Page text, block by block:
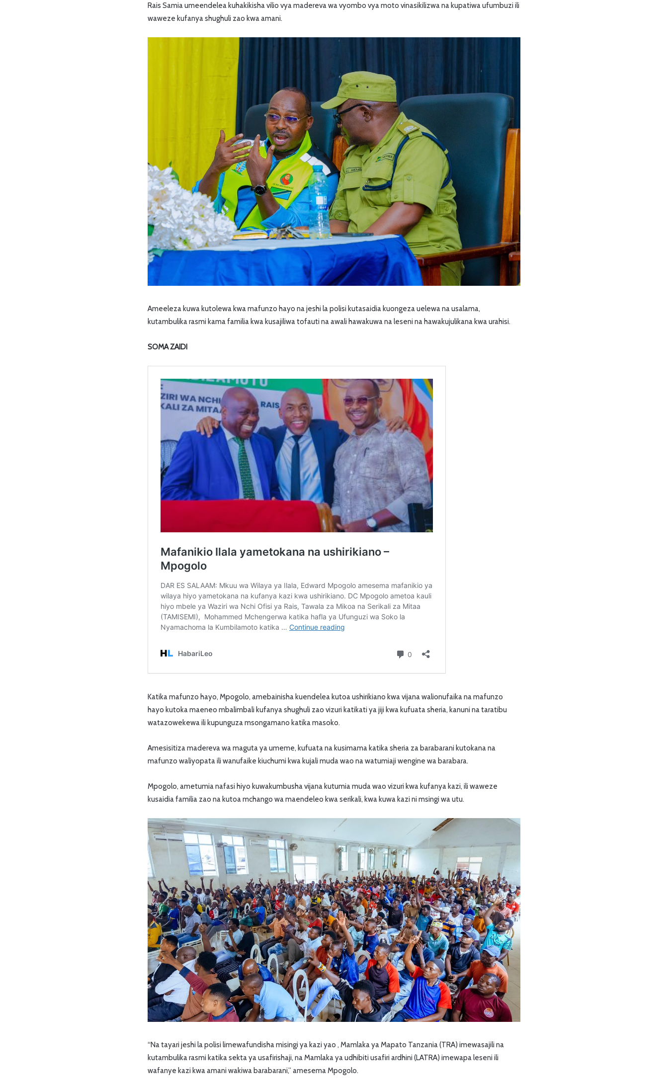
Rais Samia umeendelea kuhakikisha vilio vya madereva wa vyombo vya moto vinasikilizwa na kupatiwa ufumbuzi ili
waweze kufanya shughuli zao kwa amani.
Ameeleza kuwa kutolewa kwa mafunzo hayo na jeshi la polisi kutasaidia kuongeza uelewa na usalama,
kutambulika rasmi kama familia kwa kusajiliwa tofauti na awali hawakuwa na leseni na hawakujulikana kwa urahisi.
SOMA ZAIDI
Katika mafunzo hayo, Mpogolo, amebainisha kuendelea kutoa ushirikiano kwa vijana walionufaika na mafunzo
hayo kutoka maeneo mbalimbali kufanya shughuli zao vizuri katikati ya jiji kwa kufuata sheria, kanuni na taratibu
watazowekewa ili kupunguza msongamano katika masoko.
Amesisitiza madereva wa maguta ya umeme, kufuata na kusimama katika sheria za barabarani kutokana na
mafunzo waliyopata ili wanufaike kiuchumi kwa kujali muda wao na watumiaji wengine wa barabara.
Mpogolo, ametumia nafasi hiyo kuwakumbusha vijana kutumia muda wao vizuri kwa kufanya kazi, ili waweze
kusaidia familia zao na kutoa mchango wa maendeleo kwa serikali, kwa kuwa kazi ni msingi wa utu.
“Na tayari jeshi la polisi limewafundisha misingi ya kazi yao , Mamlaka ya Mapato Tanzania (TRA) imewasajili na
kutambulika rasmi katika sekta ya usafirishaji, na Mamlaka ya udhibiti usafiri ardhini (LATRA) imewapa leseni ili
wafanye kazi kwa amani wakiwa barabarani,” amesema Mpogolo.